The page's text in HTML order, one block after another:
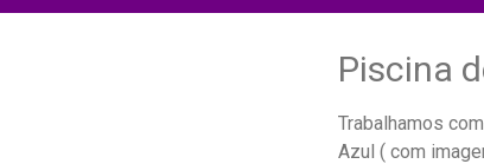
Piscina
Trabalhamos
Azul ( com